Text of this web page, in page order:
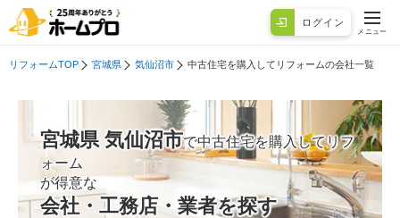
ログイン
メニュー
リフォームTOP 宮城県 気仙沼市 中古住宅を購入してリフォームの会社一覧
宮城県 気仙沼市で中古住宅を購入してリフ
ォーム
が得意な
会社・工務店・業者を探す